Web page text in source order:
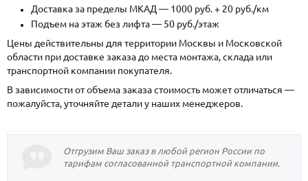
Доставка за пределы МКАД — 1000 руб. + 20 руб./км
Подъем на этаж без лифта — 50 руб./этаж
Цены действительны для территории Москвы и Московской
области при доставке заказа до места монтажа, склада или
транспортной компании покупателя.
В зависимости от объема заказа стоимость может отличаться —
пожалуйста, уточняйте детали у наших менеджеров.
Отгрузим Ваш заказ в любой регион России по
тарифам согласованной транспортной компании.